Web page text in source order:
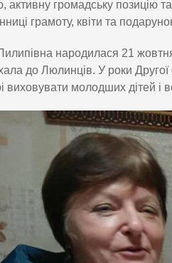
активну громадську позицію
грамоту, квіти та
народилася 21
до Люлинців. У роки Другої
виховувати молодших дітей і